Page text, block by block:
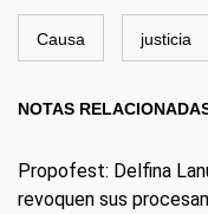
Causa justicia
NOTAS
Propofest: Delfina
revoquen sus